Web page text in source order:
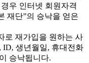
우 인터넷 회원자격
재단”의 승낙을 얻은
로 재가입을 원하는 사
ID, 생년월일, 휴대전화
승낙됩니다.